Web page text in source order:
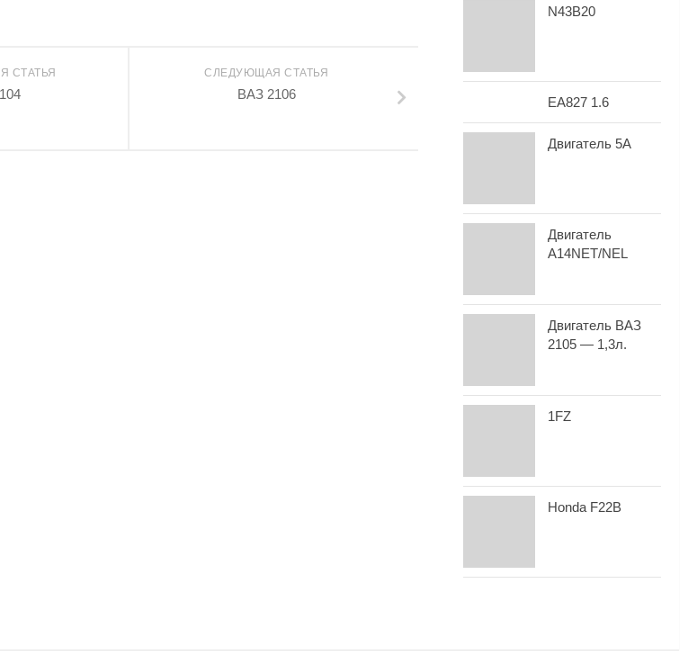
СЛЕДУЮЩАЯ СТАТЬЯ
ВАЗ 2106
СТАТЬЯ
N43B20
EA827 1.6
Двигатель 5A
Двигатель
A14NET/NEL
Двигатель ВАЗ
2105 — 1,3л.
1FZ
Honda F22B